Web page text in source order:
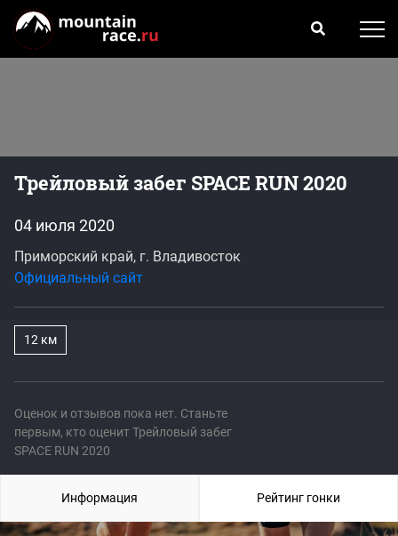
Трейловый забег SPACE RUN 2020
Оценок и отзывов пока нет. Станьте
первым, кто оценит Трейловый забег
SPACE RUN 2020
04 июля 2020
Приморский край, г. Владивосток
Официальный сайт
12 км
Информация Рейтинг гонки